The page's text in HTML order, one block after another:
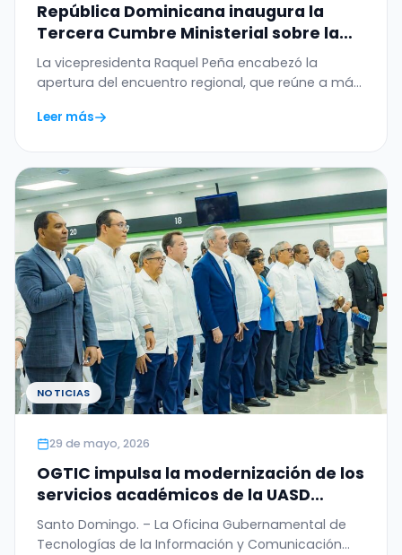
República Dominicana inaugura la
Tercera Cumbre Ministerial sobre la
Ética de la Inteligencia Artificial en
América Latina y el Caribe
La vicepresidenta Raquel Peña encabezó la
apertura del encuentro regional, que reúne a más
Leer más
NOTICIAS
29 de mayo, 2026
OGTIC impulsa la modernización de los
servicios académicos de la UASD
mediante firma digital
Santo Domingo. – La Oficina Gubernamental de
Tecnologías de la Información y Comunicación